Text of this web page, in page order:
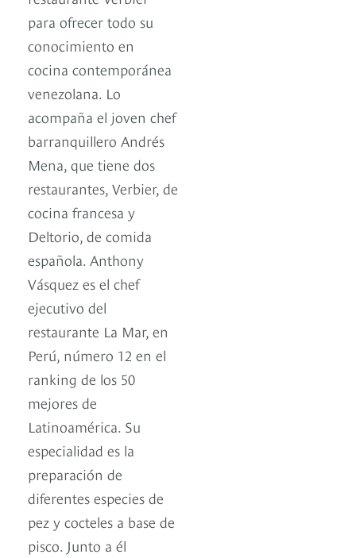
para ofrecer todo su
conocimiento en
cocina contemporánea
venezolana. Lo
acompaña el joven chef
barranquillero Andrés
Mena, que tiene dos
restaurantes, Verbier, de
cocina francesa y
Deltorio, de comida
española. Anthony
Vásquez es el chef
ejecutivo del
restaurante La Mar, en
Perú, número 12 en el
ranking de los 50
mejores de
Latinoamérica. Su
especialidad es la
preparación de
diferentes especies de
pez y cocteles a base de
pisco. Junto a él